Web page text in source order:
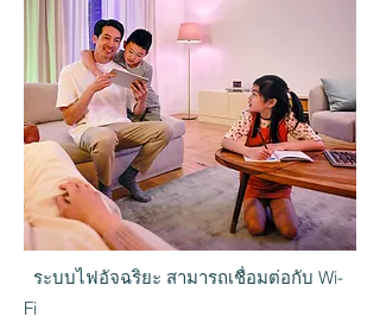
ระบบไฟอัจฉริยะ สามารถเชื่อมต่อกับ Wi-
Fi